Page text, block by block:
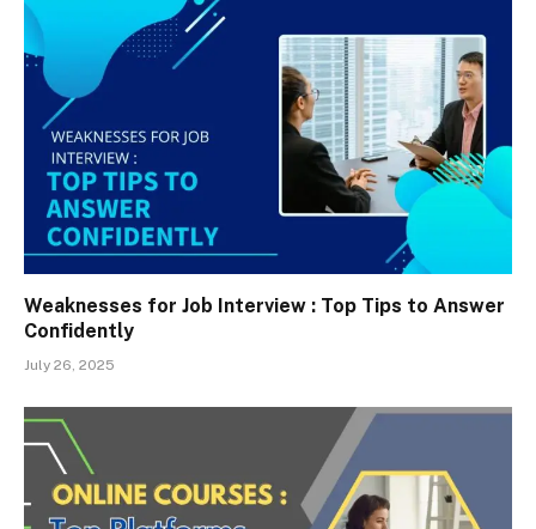
Weaknesses for Job Interview : Top Tips to Answer
Confidently
July 26, 2025